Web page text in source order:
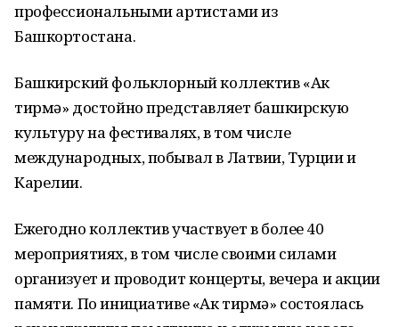
профессиональными артистами из
Башкортостана.
Башкирский фольклорный коллектив «Ак
тирмә» достойно представляет башкирскую
культуру на фестивалях, в том числе
международных, побывал в Латвии, Турции и
Карелии.
Ежегодно коллектив участвует в более 40
мероприятиях, в том числе своими силами
организует и проводит концерты, вечера и акции
памяти. По инициативе «Ак тирмә» состоялась